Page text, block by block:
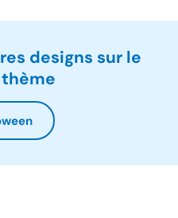
designs sur le